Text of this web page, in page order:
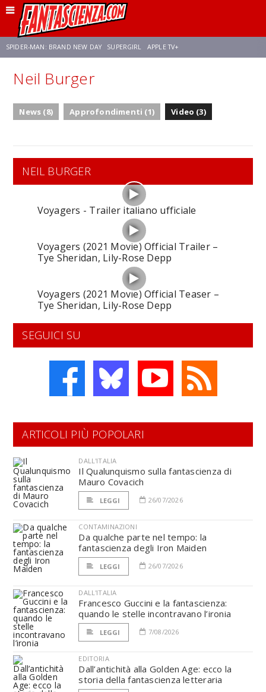
SPIDER-MAN: BRAND NEW DAY SUPERGIRL APPLE TV+
FRANCO RICCIARDIELLO ZENDAYA
Neil Burger
News (8) Approfondimenti (1) Video (3)
NEIL BURGER
Voyagers - Trailer italiano ufficiale
Voyagers (2021 Movie) Official Trailer –
Tye Sheridan, Lily-Rose Depp
Voyagers (2021 Movie) Official Teaser –
Tye Sheridan, Lily-Rose Depp
SEGUICI SU
ARTICOLI PIÙ POPOLARI
DALL'ITALIA
Il Qualunquismo sulla fantascienza di
Mauro Covacich
LEGGI 26/07/2026
CONTAMINAZIONI
Da qualche parte nel tempo: la
fantascienza degli Iron Maiden
LEGGI 26/07/2026
DALL'ITALIA
Francesco Guccini e la fantascienza:
quando le stelle incontravano l’ironia
LEGGI 7/08/2026
EDITORIA
Dall’antichità alla Golden Age: ecco la
storia della fantascienza letteraria